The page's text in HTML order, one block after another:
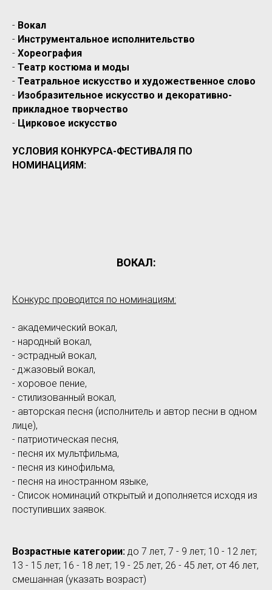
- Вокал
- Инструментальное исполнительство
- Хореография
- Театр костюма и моды
- Театральное искусство и художественное слово
- Изобразительное искусство и декоративно-
прикладное творчество
- Цирковое искусство
УСЛОВИЯ КОНКУРСА-ФЕСТИВАЛЯ ПО
НОМИНАЦИЯМ:
ВОКАЛ:
Конкурс проводится по номинациям:
- академический вокал,
- народный вокал,
- эстрадный вокал,
- джазовый вокал,
- хоровое пение,
- стилизованный вокал,
- авторская песня (исполнитель и автор песни в одном
лице),
- патриотическая песня,
- песня их мультфильма,
- песня из кинофильма,
- песня на иностранном языке,
- Список номинаций открытый и дополняется исходя из
поступивших заявок.
Возрастные категории: до 7 лет, 7 - 9 лет; 10 - 12 лет;
13 - 15 лет; 16 - 18 лет; 19 - 25 лет, 26 - 45 лет, от 46 лет,
смешанная (указать возраст)